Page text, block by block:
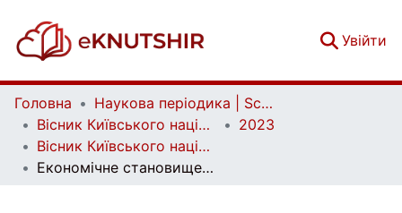
Увійти
Головна
Наукова періодика | Scientific periodicals
Вісник Київського національного університету імені Тараса Шевченка. Історія | Bulletin of Taras Shevchenko National University of Kyiv. History
2023
Вісник Київського національного університету імені Тараса Шевченка. Історія. Вип. 2 (157)
Економічне становище єврейського населення українських губерній смуги осілостінаприкінці ХІХ – на початку ХХ століття